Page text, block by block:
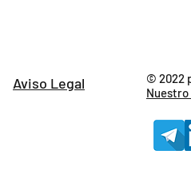
© 2022
Nuestro
Aviso Legal